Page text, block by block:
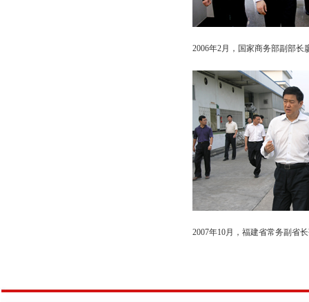
2006年2月，国家商务部副部
2007年10月，福建省常务副省